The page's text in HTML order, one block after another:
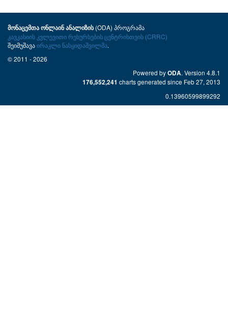
მონაცემთა ონლაინ ანალიზის(ODA) პროგრამა
კავკასიის კვლევითი რესურსების ცენტრისთვის (CRRC)
შეიმუშავაირაკლი ნასყიდაშვილმა.
© 2011 - 2026
Powered byODA. Version 4.8.1
176,552,241 charts generated since Feb 27, 2013
0.13960599899292